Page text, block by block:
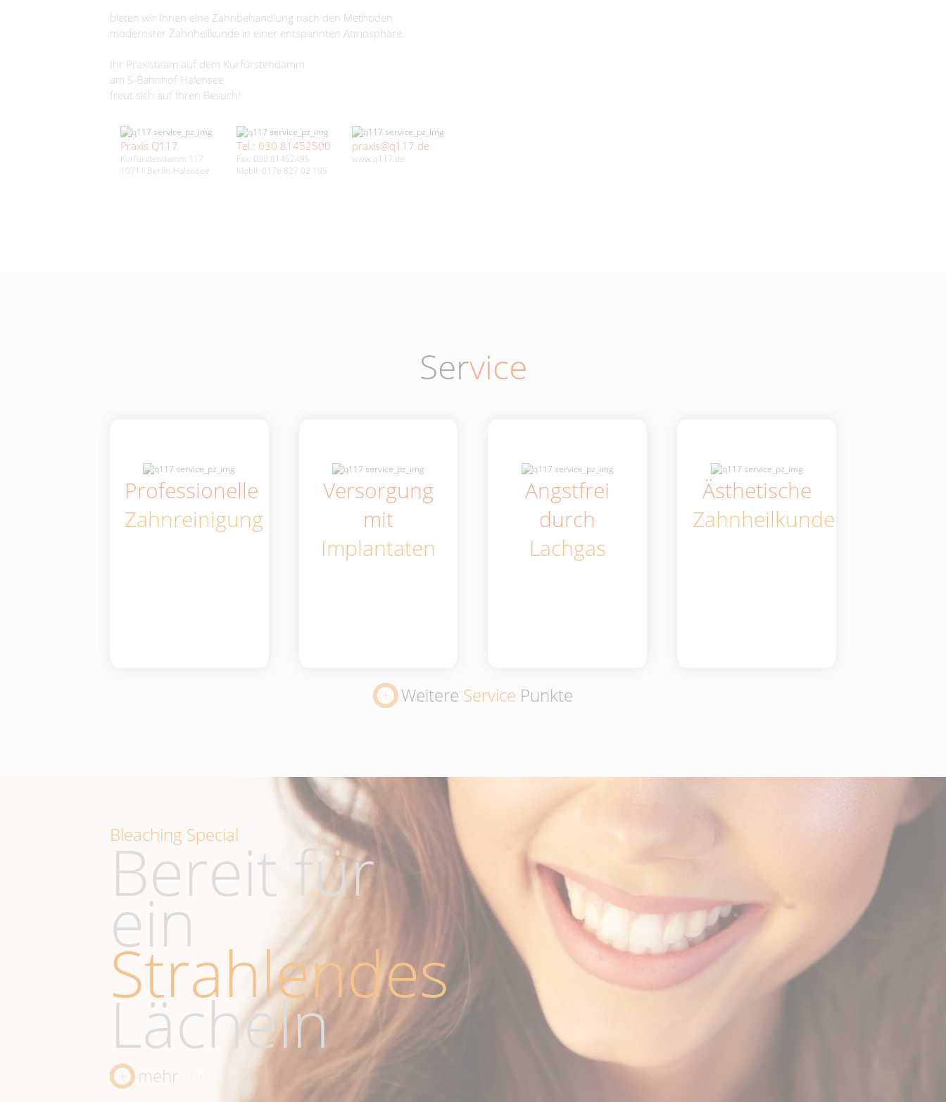
bieten wir Ihnen eine Zahnbehandlung nach den Methoden
modernster Zahnheilkunde in einer entspannten Atmosphäre.
Ihr Praxisteam auf dem Kurfürstendamm
am S-Bahnhof Halensee
freut sich auf Ihren Besuch!
Praxis Q117
Kurfürstendamm 117
10711 Berlin-Halensee
Tel.: 030 81452500
Fax: 030 81452495
Mobil: 0176 827 02 195
praxis@q117.de
www.q117.de
Service
Professionelle
Zahnreinigung
Versorgung
mit
Implantaten
Angstfrei
durch
Lachgas
Ästhetische
Zahnheilkunde
Weitere Service Punkte
Bleaching Special
Bereit für
ein
Strahlendes
Lächeln
mehr